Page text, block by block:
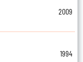
2009
1994